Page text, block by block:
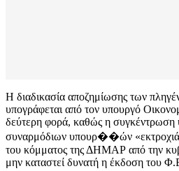
Η διαδικασία αποζημίωσης των
υπογράφεται από τον υπουργό
δεύτερη φορά, καθώς η
συναρμόδιων υπουρ��ών
του κόμματος της ΔΗΜΑΡ από την
μην καταστεί δυνατή η έκδοση του